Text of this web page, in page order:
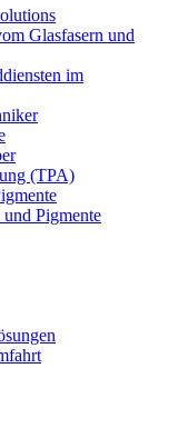
Glasfasern und
im
(TPA)
Pigmente